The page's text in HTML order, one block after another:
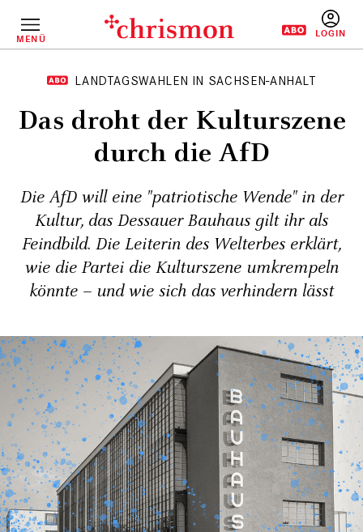
InhaltMENÜ
LANDTAGSWAHLEN IN SACHSEN-ANHALT
Das droht der Kulturszene
durch die AfD
Die AfD will eine "patriotische Wende" in der
Kultur, das Dessauer Bauhaus gilt ihr als
Feindbild. Die Leiterin des Welterbes erklärt,
wie die Partei die Kulturszene umkrempeln
könnte – und wie sich das verhindern lässt